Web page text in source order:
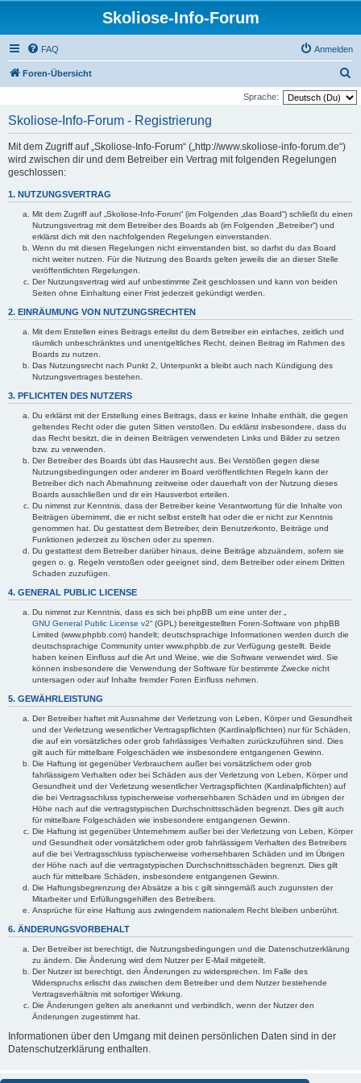
Skoliose-Info-Forum
FAQ Anmelden
Foren-Übersicht
u
Sprache:
Skoliose-Info-Forum - Registrierung
Mit dem Zugriff auf „Skoliose-Info-Forum“ („http://www.skoliose-info-forum.de“)
wird zwischen dir und dem Betreiber ein Vertrag mit folgenden Regelungen
geschlossen:
1. NUTZUNGSVERTRAG
Mit dem Zugriff auf „Skoliose-Info-Forum“ (im Folgenden „das Board“) schließt du einen
Nutzungsvertrag mit dem Betreiber des Boards ab (im Folgenden „Betreiber“) und
erklärst dich mit den nachfolgenden Regelungen einverstanden.
Wenn du mit diesen Regelungen nicht einverstanden bist, so darfst du das Board
nicht weiter nutzen. Für die Nutzung des Boards gelten jeweils die an dieser Stelle
veröffentlichten Regelungen.
Der Nutzungsvertrag wird auf unbestimmte Zeit geschlossen und kann von beiden
Seiten ohne Einhaltung einer Frist jederzeit gekündigt werden.
2. EINRÄUMUNG VON NUTZUNGSRECHTEN
Mit dem Erstellen eines Beitrags erteilst du dem Betreiber ein einfaches, zeitlich und
räumlich unbeschränktes und unentgeltliches Recht, deinen Beitrag im Rahmen des
Boards zu nutzen.
Das Nutzungsrecht nach Punkt 2, Unterpunkt a bleibt auch nach Kündigung des
Nutzungsvertrages bestehen.
3. PFLICHTEN DES NUTZERS
Du erklärst mit der Erstellung eines Beitrags, dass er keine Inhalte enthält, die gegen
geltendes Recht oder die guten Sitten verstoßen. Du erklärst insbesondere, dass du
das Recht besitzt, die in deinen Beiträgen verwendeten Links und Bilder zu setzen
bzw. zu verwenden.
Der Betreiber des Boards übt das Hausrecht aus. Bei Verstößen gegen diese
Nutzungsbedingungen oder anderer im Board veröffentlichten Regeln kann der
Betreiber dich nach Abmahnung zeitweise oder dauerhaft von der Nutzung dieses
Boards ausschließen und dir ein Hausverbot erteilen.
Du nimmst zur Kenntnis, dass der Betreiber keine Verantwortung für die Inhalte von
Beiträgen übernimmt, die er nicht selbst erstellt hat oder die er nicht zur Kenntnis
genommen hat. Du gestattest dem Betreiber, dein Benutzerkonto, Beiträge und
Funktionen jederzeit zu löschen oder zu sperren.
Du gestattest dem Betreiber darüber hinaus, deine Beiträge abzuändern, sofern sie
gegen o. g. Regeln verstoßen oder geeignet sind, dem Betreiber oder einem Dritten
Schaden zuzufügen.
4. GENERAL PUBLIC LICENSE
Du nimmst zur Kenntnis, dass es sich bei phpBB um eine unter der „
GNU General Public License v2“ (GPL) bereitgestellten Foren-Software von phpBB
Limited (www.phpbb.com) handelt; deutschsprachige Informationen werden durch die
deutschsprachige Community unter www.phpbb.de zur Verfügung gestellt. Beide
haben keinen Einfluss auf die Art und Weise, wie die Software verwendet wird. Sie
können insbesondere die Verwendung der Software für bestimmte Zwecke nicht
untersagen oder auf Inhalte fremder Foren Einfluss nehmen.
5. GEWÄHRLEISTUNG
Der Betreiber haftet mit Ausnahme der Verletzung von Leben, Körper und Gesundheit
und der Verletzung wesentlicher Vertragspflichten (Kardinalpflichten) nur für Schäden,
die auf ein vorsätzliches oder grob fahrlässiges Verhalten zurückzuführen sind. Dies
gilt auch für mittelbare Folgeschäden wie insbesondere entgangenen Gewinn.
Die Haftung ist gegenüber Verbrauchern außer bei vorsätzlichem oder grob
fahrlässigem Verhalten oder bei Schäden aus der Verletzung von Leben, Körper und
Gesundheit und der Verletzung wesentlicher Vertragspflichten (Kardinalpflichten) auf
die bei Vertragsschluss typischerweise vorhersehbaren Schäden und im übrigen der
Höhe nach auf die vertragstypischen Durchschnittsschäden begrenzt. Dies gilt auch
für mittelbare Folgeschäden wie insbesondere entgangenen Gewinn.
Die Haftung ist gegenüber Unternehmern außer bei der Verletzung von Leben, Körper
und Gesundheit oder vorsätzlichem oder grob fahrlässigem Verhalten des Betreibers
auf die bei Vertragsschluss typischerweise vorhersehbaren Schäden und im Übrigen
der Höhe nach auf die vertragstypischen Durchschnittsschäden begrenzt. Dies gilt
auch für mittelbare Schäden, insbesondere entgangenen Gewinn.
Die Haftungsbegrenzung der Absätze a bis c gilt sinngemäß auch zugunsten der
Mitarbeiter und Erfüllungsgehilfen des Betreibers.
Ansprüche für eine Haftung aus zwingendem nationalem Recht bleiben unberührt.
6. ÄNDERUNGSVORBEHALT
Der Betreiber ist berechtigt, die Nutzungsbedingungen und die Datenschutzerklärung
zu ändern. Die Änderung wird dem Nutzer per E-Mail mitgeteilt.
Der Nutzer ist berechtigt, den Änderungen zu widersprechen. Im Falle des
Widerspruchs erlischt das zwischen dem Betreiber und dem Nutzer bestehende
Vertragsverhältnis mit sofortiger Wirkung.
Die Änderungen gelten als anerkannt und verbindlich, wenn der Nutzer den
Änderungen zugestimmt hat.
Informationen über den Umgang mit deinen persönlichen Daten sind in der
Datenschutzerklärung enthalten.